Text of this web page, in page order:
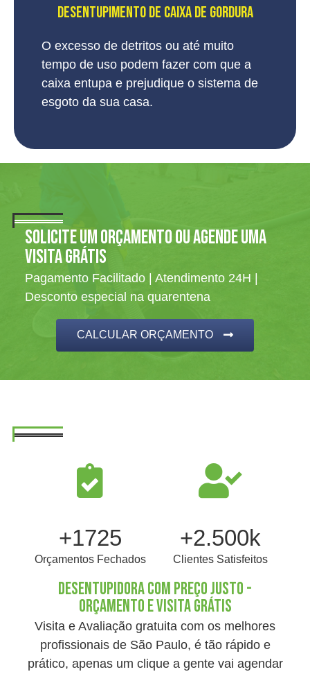
DESENTUPIMENTO DE Caixa de Gordura
O excesso de detritos ou até muito
tempo de uso podem fazer com que a
caixa entupa e prejudique o sistema de
esgoto da sua casa.
SOLICITE UM ORÇAMENTO OU AGENDE UMA
VISITA GRÁTIS
Pagamento Facilitado | Atendimento 24H |
Desconto especial na quarentena
CALCULAR ORÇAMENTO
+1725
Orçamentos Fechados
+2.500k
Clientes Satisfeitos
DESENTUPIDORA COM PREÇO JUSTO -
ORÇAMENTO E VISITA GRÁTIS
Visita e Avaliação gratuita com os melhores
profissionais de São Paulo, é tão rápido e
prático, apenas um clique a gente vai agendar